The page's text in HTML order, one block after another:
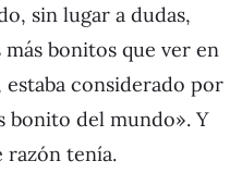
sin lugar a dudas,
bonitos que ver en
estaba considerado por
bonito del mundo». Y
razón tenía.